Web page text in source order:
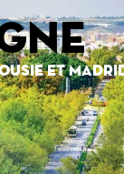
ET